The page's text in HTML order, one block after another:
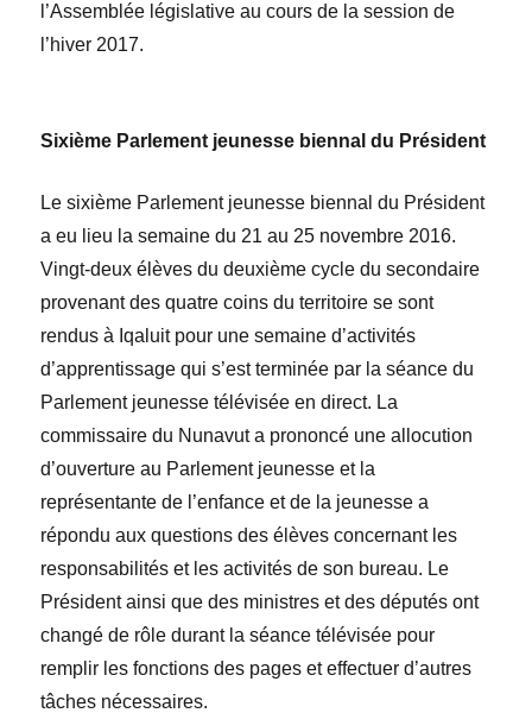
l’Assemblée législative au cours de la session de
l’hiver 2017.
Sixième Parlement jeunesse biennal du Président
Le sixième Parlement jeunesse biennal du Président
a eu lieu la semaine du 21 au 25 novembre 2016.
Vingt-deux élèves du deuxième cycle du secondaire
provenant des quatre coins du territoire se sont
rendus à Iqaluit pour une semaine d’activités
d’apprentissage qui s’est terminée par la séance du
Parlement jeunesse télévisée en direct. La
commissaire du Nunavut a prononcé une allocution
d’ouverture au Parlement jeunesse et la
représentante de l’enfance et de la jeunesse a
répondu aux questions des élèves concernant les
responsabilités et les activités de son bureau. Le
Président ainsi que des ministres et des députés ont
changé de rôle durant la séance télévisée pour
remplir les fonctions des pages et effectuer d’autres
tâches nécessaires.